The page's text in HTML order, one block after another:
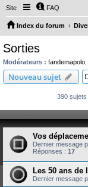
Site FAQ
Index du forum
Sorties
Modérateurs : fandemapolo
Nouveau sujet
390 sujets
Vos
Dernier message
Réponses : 17
Les 50 ans de
Dernier message